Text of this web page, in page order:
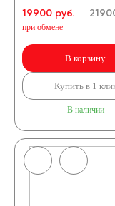
19900 руб.
при обмене
В корзину
Купить в 1
В наличии